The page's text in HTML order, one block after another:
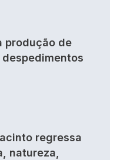
produção de
regressa
natureza,